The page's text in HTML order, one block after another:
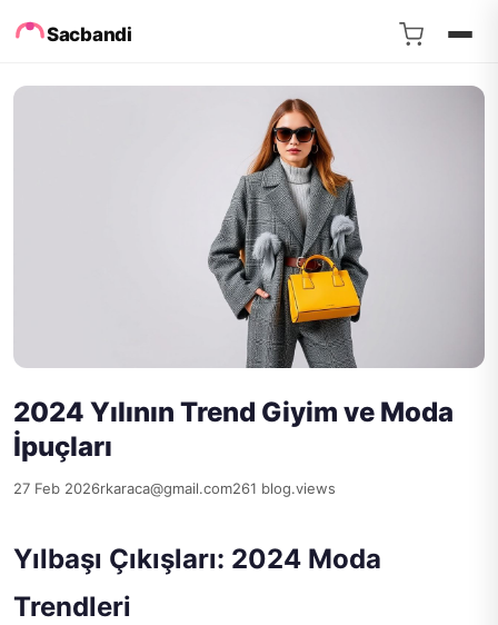
Sacbandi
2024 Yılının Trend Giyim ve Moda
İpuçları
27 Feb 2026rkaraca@gmail.com261 blog.views
Yılbaşı Çıkışları: 2024 Moda
Trendleri